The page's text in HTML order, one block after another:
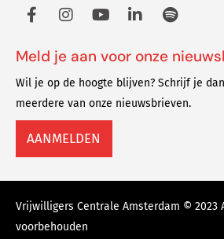
Meld je aan voor onze
Wil je op de hoogte blijven? Schrijf je
meerdere van onze nieuwsbrieven.
AANMELDEN
Vrijwilligers Centrale Amsterdam © 2023
voorbehouden